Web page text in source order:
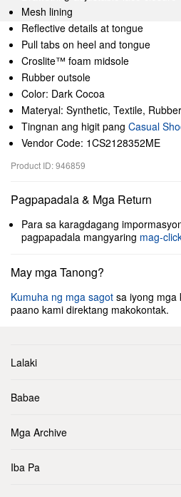
Mesh lining
Reflective details at tongue
Pull tabs on heel and tongue
Croslite™ foam midsole
Rubber outsole
Color: Dark Cocoa
Materyal: Synthetic, Textile, Rubber
Tingnan ang higit pang Casual
Vendor Code: 1CS2128352ME
Product ID: 946859
Pagpapadala & Mga Return
Para sa karagdagang
pagpapadala mangyaring mag-
May mga Tanong?
Kumuha ng mga sagot sa iyong mga
paano kami direktang makokontak.
Lalaki
Babae
Mga Archive
Iba Pa